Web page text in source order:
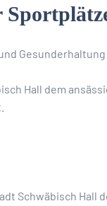
Hall dem
Schwäbisch